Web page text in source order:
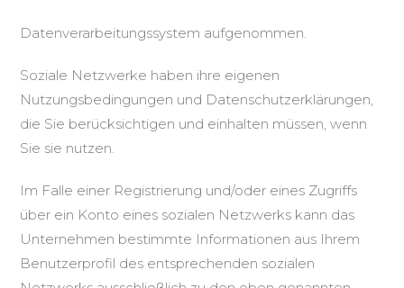
Datenverarbeitungssystem aufgenommen.
Soziale Netzwerke haben ihre eigenen
Nutzungsbedingungen und Datenschutzerklärungen,
die Sie berücksichtigen und einhalten müssen, wenn
Sie sie nutzen.
Im Falle einer Registrierung und/oder eines Zugriffs
über ein Konto eines sozialen Netzwerks kann das
Unternehmen bestimmte Informationen aus Ihrem
Benutzerprofil des entsprechenden sozialen